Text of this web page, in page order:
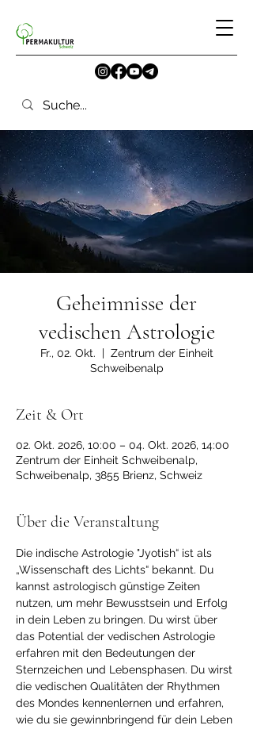
Geheimnisse der
vedischen Astrologie
Fr., 02. Okt.
  |
Zentrum der Einheit
Schweibenalp
Zeit & Ort
02. Okt. 2026, 10:00 – 04. Okt. 2026, 14:00
Zentrum der Einheit Schweibenalp,
Schweibenalp, 3855 Brienz, Schweiz
Über die Veranstaltung
Die indische Astrologie "Jyotish“ ist als
„Wissenschaft des Lichts“ bekannt. Du
kannst astrologisch günstige Zeiten
nutzen, um mehr Bewusstsein und Erfolg
in dein Leben zu bringen. Du wirst über
das Potential der vedischen Astrologie
erfahren mit den Bedeutungen der
Sternzeichen und Lebensphasen. Du wirst
die vedischen Qualitäten der Rhythmen
des Mondes kennenlernen und erfahren,
wie du sie gewinnbringend für dein Leben